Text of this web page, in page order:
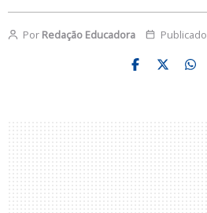
Por Redação Educadora Publicado